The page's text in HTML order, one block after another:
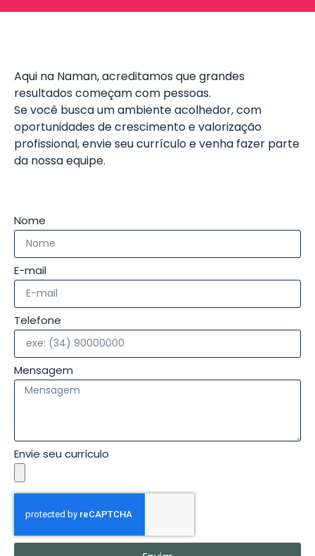
Aqui na Naman, acreditamos que grandes
resultados começam com pessoas.
Se você busca um ambiente acolhedor, com
oportunidades de crescimento e valorização
profissional, envie seu currículo e venha fazer parte
da nossa equipe.
Nome
E-mail
Telefone
Mensagem
Envie seu currículo